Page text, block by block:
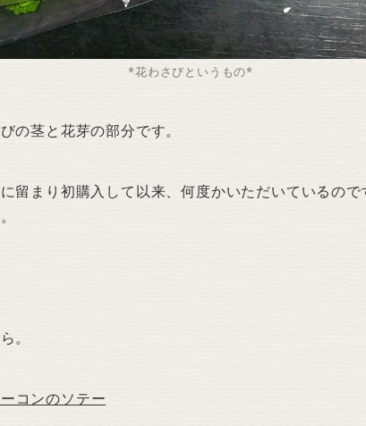
*花わさびというもの*
の茎と花芽の部分です。
留まり初購入して以来、何度かいただいているの
。
コンのソテー